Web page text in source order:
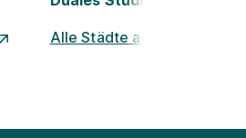
Alle Städte ansehen